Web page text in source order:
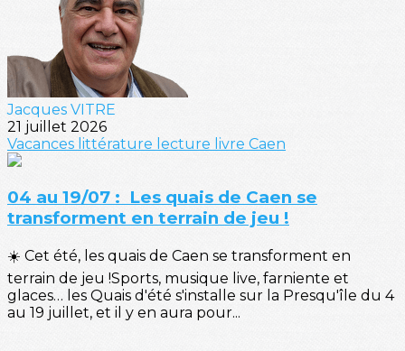
Jacques VITRE
21 juillet 2026
Vacances littérature lecture livre Caen
04 au 19/07 : Les quais de Caen se
transforment en terrain de jeu !
☀️ Cet été, les quais de Caen se transforment en
terrain de jeu !Sports, musique live, farniente et
glaces… les Quais d'été s'installe sur la Presqu'île du 4
au 19 juillet, et il y en aura pour...